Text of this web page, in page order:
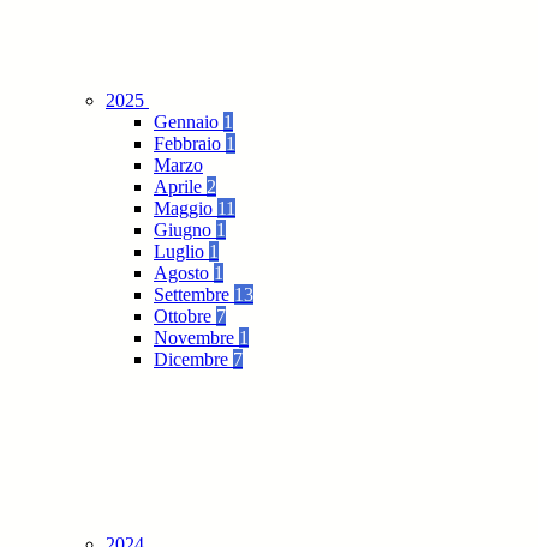
2025
Gennaio 1
Febbraio 1
Marzo
Aprile 2
Maggio 11
Giugno 1
Luglio 1
Agosto 1
Settembre 13
Ottobre 7
Novembre 1
Dicembre 7